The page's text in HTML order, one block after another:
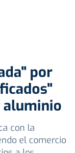
por
aluminio
con la
el comercio